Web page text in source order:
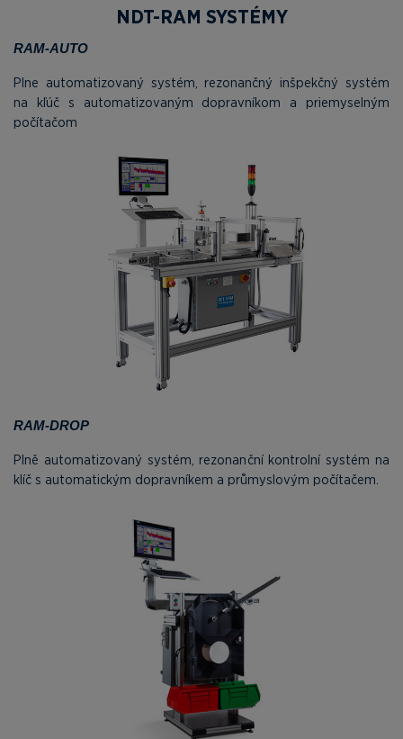
NDT-RAM SYSTÉMY
RAM-AUTO
Plne automatizovaný systém, rezonančný inšpekčný systém
na kľúč s automatizovaným dopravníkom a priemyselným
počítačom
RAM-DROP
Plně automatizovaný systém, rezonanční kontrolní systém na
klíč s automatickým dopravníkem a průmyslovým počítačem.